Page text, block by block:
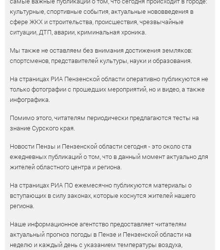
культурные, спортивные события, актуальные нововведения в
сфере ЖКХ и строительства, происшествия, чрезвычайные
ситуации, ДТП, аварии, криминальная хроника.
Мы также не оставляем без внимания достижения земляков:
спортсменов, представителей культуры, науки и образования.
На страницах РИА Пензенской области оперативно публикуются не
только фотографии с прошедших мероприятий, но и видео, а также
инфографика.
Помимо этого, читателям периодически предлагаются тесты на
знание Сурского края.
Новости Пензы и Пензенской области сегодня - это около ста
ежедневных публикаций о том, что в данный момент актуально для
жителей областного центра и региона.
На страницах РИА ПО ежемесячно публикуются материалы о
вступающих в силу законах, которые коснутся жителей нашего
региона.
Наше информационное агентство предоставляет читателям
актуальный прогноз погоды в Пензе и Пензенской области на
неделю и каждый день с указанием температуры воздуха,